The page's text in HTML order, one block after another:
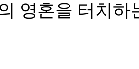
영혼을 터치